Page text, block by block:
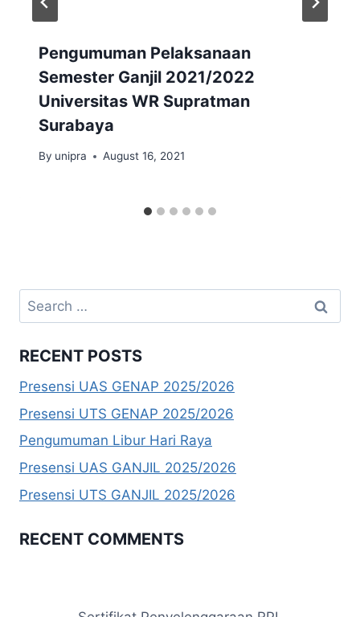
Pengumuman Pelaksanaan
Semester Ganjil 2021/2022
Universitas WR Supratman
Surabaya
By unipra August 16, 2021
Search
for:
RECENT POSTS
Presensi UAS GENAP 2025/2026
Presensi UTS GENAP 2025/2026
Pengumuman Libur Hari Raya
Presensi UAS GANJIL 2025/2026
Presensi UTS GANJIL 2025/2026
RECENT COMMENTS